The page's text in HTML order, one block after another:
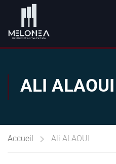
ALI ALAOUI
Accueil Ali ALAOUI